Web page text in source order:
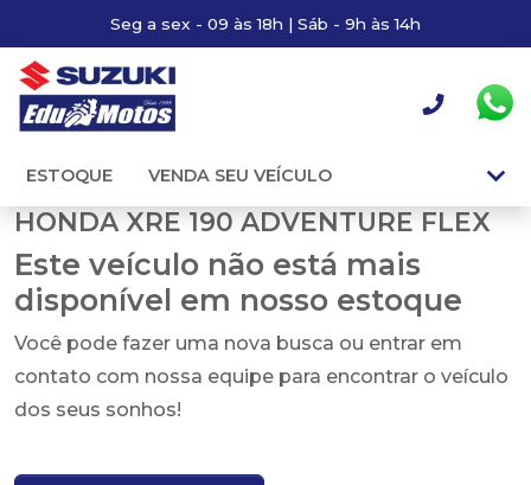
Seg a sex - 09 às 18h | Sáb - 9h às 14h
ESTOQUE VENDA SEU VEÍCULO
HONDA XRE 190 ADVENTURE FLEX
Este veículo não está mais
disponível em nosso estoque
Você pode fazer uma nova busca ou entrar em
contato com nossa equipe para encontrar o veículo
dos seus sonhos!